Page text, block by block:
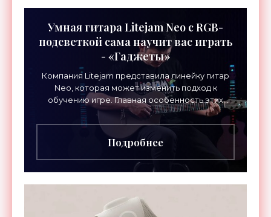
Умная гитара Litejam Neo с RGB-
подсветкой сама научит вас играть
- «Гаджеты»
Компания Litejam представила линейку гитар
Neo, которая может изменить подход к
обучению игре. Главная особенность этих
инструментов – встроенная RGB-подсветка
грифа. Светодиоды
Подробнее